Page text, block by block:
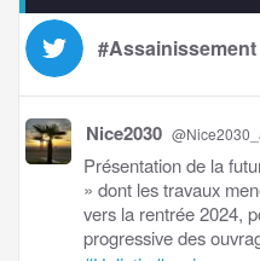
#Assainissement
Nice2030
Présentation de la
» dont les travaux
vers la rentrée 2024,
progressive des